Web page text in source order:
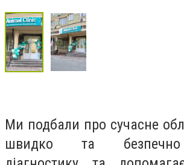
Ми подбали про сучасне
швидко та безпечно